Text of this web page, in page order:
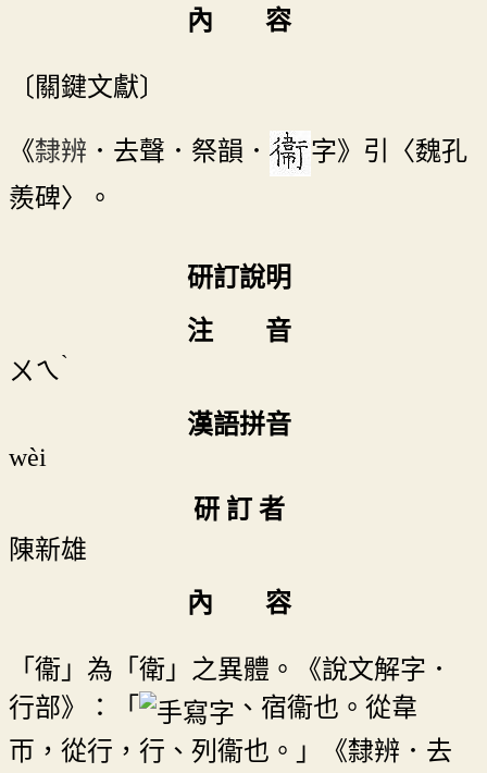
內 容
〔關鍵文獻〕
《隸辨 ．去聲．祭韻．
字》引〈魏孔
羨碑〉。
研訂說明
注 音
ㄨㄟˋ
漢語拼音
wèi
研 訂 者
陳新雄
內 容
「衞」為「衛」之異體。《說文解字．
行部》：「
、宿衞也。從韋
帀，從行，行、列衞也。」《隸辨．去